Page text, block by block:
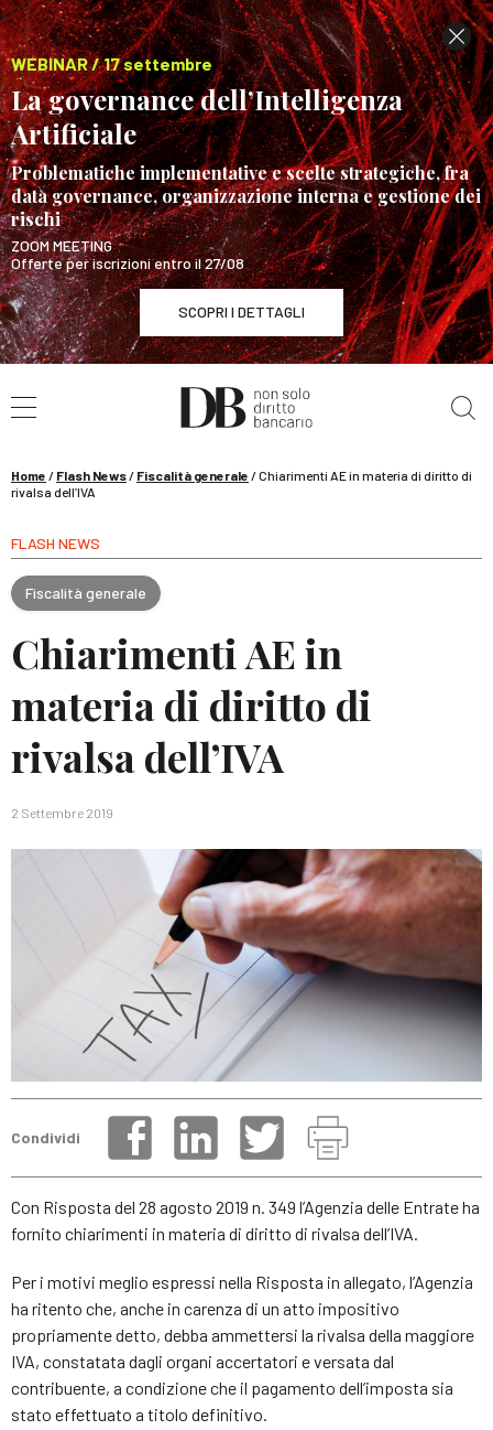
WEBINAR / 17 settembre
La governance dell’Intelligenza
Artificiale
Problematiche implementative e scelte strategiche, fra
data governance, organizzazione interna e gestione dei
rischi
ZOOM MEETING
Offerte per iscrizioni entro il 27/08
SCOPRI I DETTAGLI
WEBINAR / 17 settembre
La governance dell’Intelligenza Artificiale
Home / Flash News/ Fiscalità generale /Chiarimenti AE in materia di diritto di
rivalsa dell’IVA
FLASH NEWS
Fiscalità generale
Chiarimenti AE in
materia di diritto di
rivalsa dell’IVA
2 Settembre 2019
Condividi
Con Risposta del 28 agosto 2019 n. 349 l’Agenzia delle Entrate ha
fornito chiarimenti in materia di diritto di rivalsa dell’IVA.
Per i motivi meglio espressi nella Risposta in allegato, l’Agenzia
ha ritento che, anche in carenza di un atto impositivo
propriamente detto, debba ammettersi la rivalsa della maggiore
IVA, constatata dagli organi accertatori e versata dal
contribuente, a condizione che il pagamento dell’imposta sia
stato effettuato a titolo definitivo.